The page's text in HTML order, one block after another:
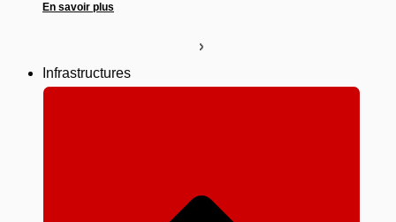
En savoir plus
Infrastructures